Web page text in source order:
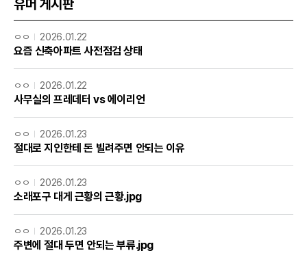
유머 게시판
ㅇㅇ 2026.01.22
요즘 신축아파트 사전점검 상태
ㅇㅇ 2026.01.22
사무실의 프레데터 vs 에이리언
ㅇㅇ 2026.01.23
절대로 지인한테 돈 빌려주면 안되는 이유
ㅇㅇ 2026.01.23
소래포구 대게 근황의 근황.jpg
ㅇㅇ 2026.01.23
주변에 절대 두면 안되는 부류.jpg